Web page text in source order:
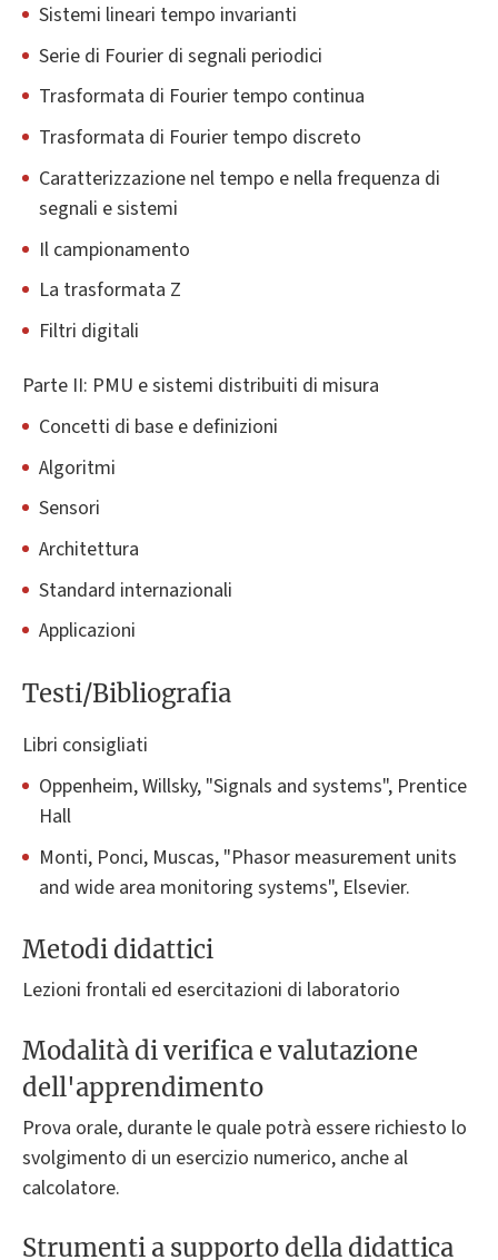
Sistemi lineari tempo invarianti
Serie di Fourier di segnali periodici
Trasformata di Fourier tempo continua
Trasformata di Fourier tempo discreto
Caratterizzazione nel tempo e nella frequenza di
segnali e sistemi
Il campionamento
La trasformata Z
Filtri digitali
Parte II: PMU e sistemi distribuiti di misura
Concetti di base e definizioni
Algoritmi
Sensori
Architettura
Standard internazionali
Applicazioni
Testi/Bibliografia
Libri consigliati
Oppenheim, Willsky, "Signals and systems", Prentice
Hall
Monti, Ponci, Muscas, "Phasor measurement units
and wide area monitoring systems", Elsevier.
Metodi didattici
Lezioni frontali ed esercitazioni di laboratorio
Modalità di verifica e valutazione
dell'apprendimento
Prova orale, durante le quale potrà essere richiesto lo
svolgimento di un esercizio numerico, anche al
calcolatore.
Strumenti a supporto della didattica